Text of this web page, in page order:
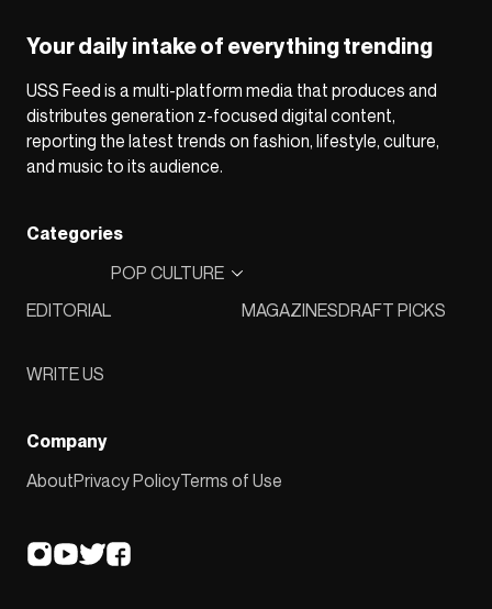
Your daily intake of everything trending
USS Feed is a multi-platform media that produces and
distributes generation z-focused digital content,
reporting the latest trends on fashion, lifestyle, culture,
and music to its audience.
Categories
EDITORIAL
POP CULTURE
MAGAZINESDRAFT PICKS
WRITE US
Company
AboutPrivacy PolicyTerms of Use